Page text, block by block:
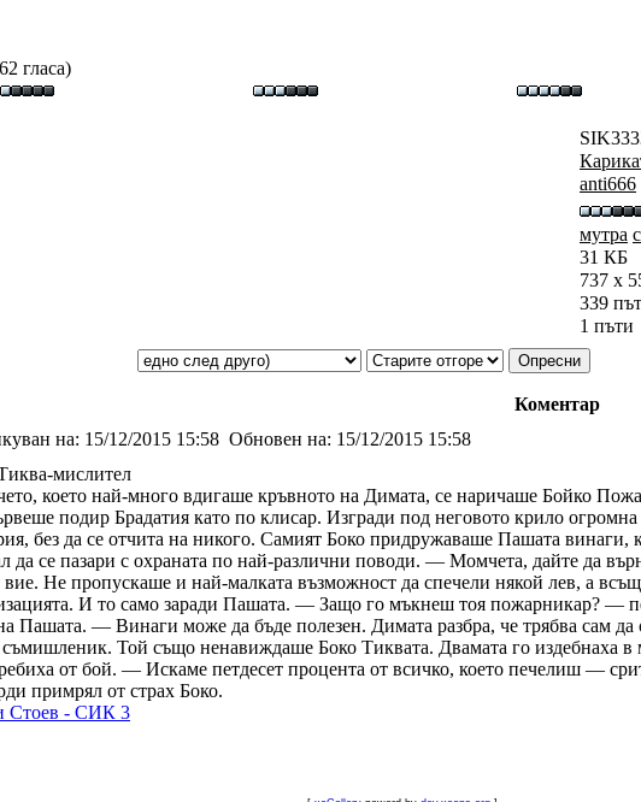
гласа)
anti666
мутра
31 КБ
737 x
339
1 пъти
Коментар
на: 15/12/2015 15:58 Обновен на: 15/12/2015 15:58
мислител
което най-много вдигаше кръвното на Димата, се наричаше Бойко
подир Брадатия като по клисар. Изгради под неговото крило
без да се отчита на никого. Самият Боко придружаваше Пашата
да се пазари с охраната по най-различни поводи. — Момчета, дайте да
вие. Не пропускаше и най-малката възможност да спечели някой лев, а
И то само заради Пашата. — Защо го мъкнеш тоя пожарникар?
Пашата. — Винаги може да бъде полезен. Димата разбра, че трябва сам
Той също ненавиждаше Боко Тиквата. Двамата го издебнаха в
от бой. — Искаме петдесет процента от всичко, което печелиш —
примрял от страх Боко.
Стоев - СИК 3